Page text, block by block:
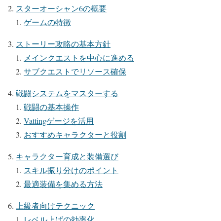
スターオーシャン6の概要
ゲームの特徴
ストーリー攻略の基本方針
メインクエストを中心に進める
サブクエストでリソース確保
戦闘システムをマスターする
戦闘の基本操作
Vattingゲージを活用
おすすめキャラクターと役割
キャラクター育成と装備選び
スキル振り分けのポイント
最適装備を集める方法
上級者向けテクニック